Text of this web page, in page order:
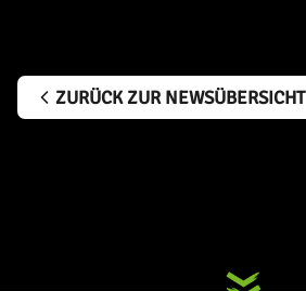
ZURÜCK ZUR NEWSÜBERSICHT